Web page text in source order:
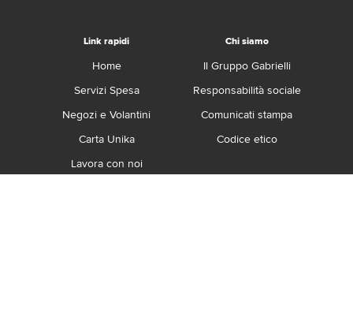
Link rapidi
Home
Servizi Spesa
Negozi e Volantini
Carta Unika
Lavora con noi
Chi siamo
Il Gruppo Gabrielli
Responsabilità sociale
Comunicati stampa
Codice etico